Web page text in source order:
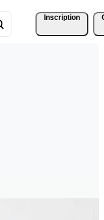
Inscription